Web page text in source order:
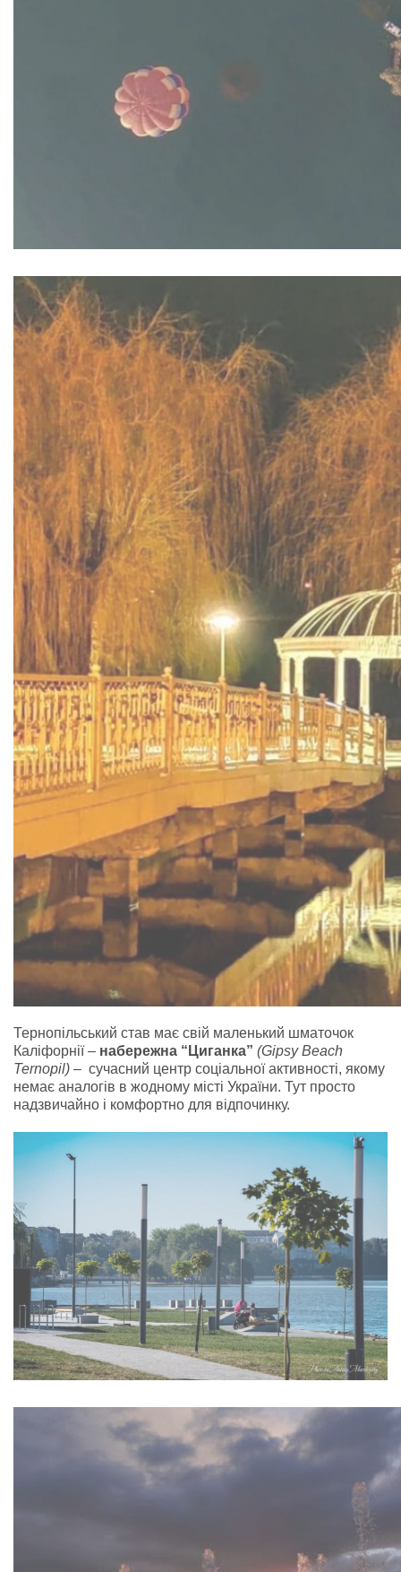
Тернопільський став має свій маленький шматочок
Каліфорнії – набережна “Циганка” (Gipsy Beach
Ternopil) – сучасний центр соціальної активності, якому
немає аналогів в жодному місті України. Тут просто
надзвичайно і комфортно для відпочинку.